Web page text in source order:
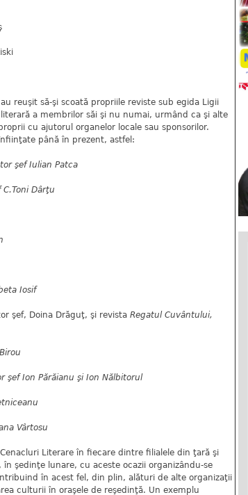
reuşit să-şi scoată propriile reviste sub egida Ligii
a membrilor săi şi nu numai, urmând ca şi alte
cu ajutorul organelor locale sau sponsorilor.
până în prezent, astfel:
şef Iulian Patca
Dârţu
Iosif
şef, Doina Drăguţ, şi revista Regatul Cuvântului,
şef Ion Părăianu şi Ion Nălbitorul
Vârtosu
Literare în fiecare dintre filialele din ţară şi
şedinţe lunare, cu aceste ocazii organizându-se
în acest fel, din plin, alături de alte organizaţii
culturii în oraşele de reşedinţă. Un exemplu